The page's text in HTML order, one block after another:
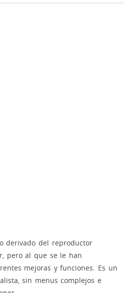
derivado del reproductor
pero al que se le han
mejoras y funciones. Es un
sin menus complejos e